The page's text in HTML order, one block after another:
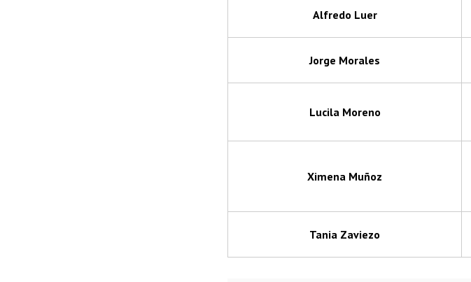
Alfredo Luer
Jorge Morales
Lucila Moreno
Ximena Muñoz
Tania Zaviezo